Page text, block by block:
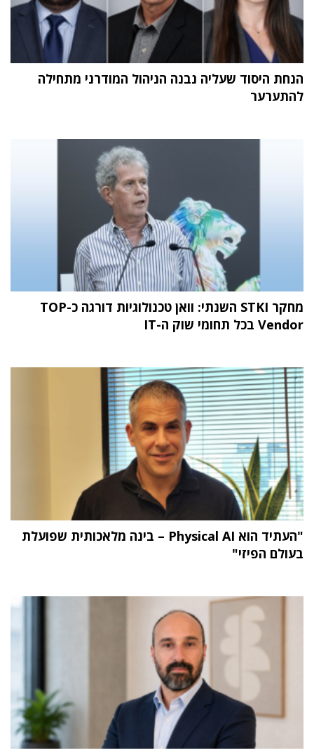
הנחת היסוד שעליה נבנה הניהול המודרני מתחילה
להתערער
מחקר STKI השנתי: וואן טכנולוגיות דורגה כ-TOP
Vendor בכל תחומי שוק ה-IT
"העתיד הוא Physical AI – בינה מלאכותית שפועלת
בעולם הפיזי"